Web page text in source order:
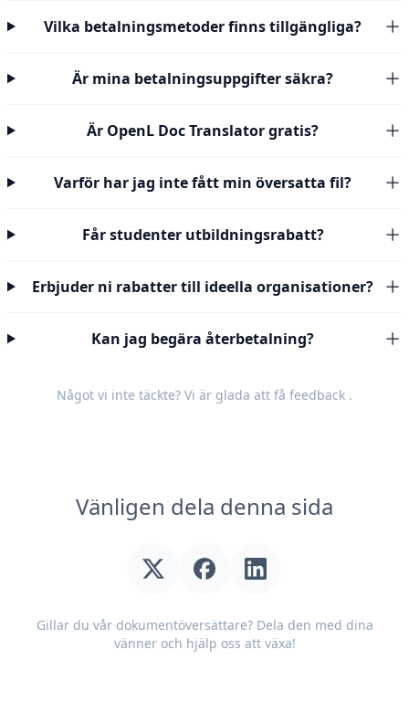
Vilka betalningsmetoder finns tillgängliga?
Är mina betalningsuppgifter säkra?
Är OpenL Doc Translator gratis?
Varför har jag inte fått min översatta fil?
Får studenter utbildningsrabatt?
Erbjuder ni rabatter till ideella organisationer?
Kan jag begära återbetalning?
Något vi inte täckte? Vi är glada att få feedback .
Vänligen dela denna sida
Gillar du vår dokumentöversättare? Dela den med dina
vänner och hjälp oss att växa!